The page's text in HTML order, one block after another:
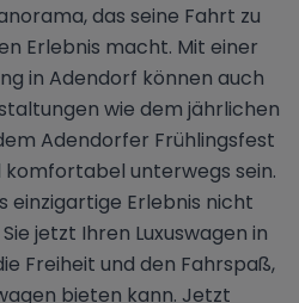
das seine Fahrt zu
Erlebnis macht. Mit einer
in Adendorf können auch
wie dem jährlichen
Adendorfer Frühlingsfest
unterwegs sein.
einzigartige Erlebnis nicht
jetzt Ihren Luxuswagen in
Freiheit und den Fahrspaß,
bieten kann. Jetzt